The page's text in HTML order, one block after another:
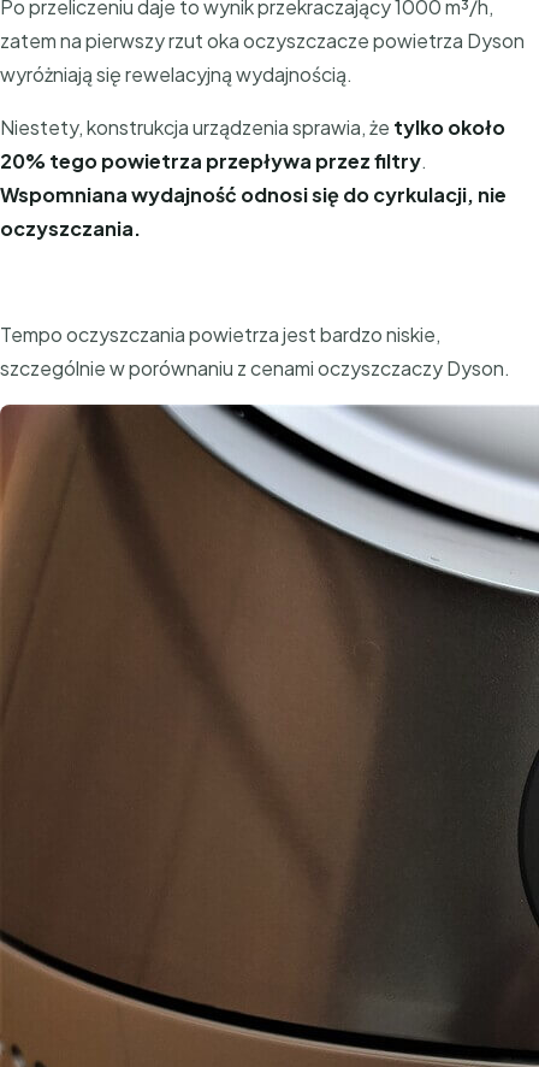
Po przeliczeniu daje to wynik przekraczający 1000 m³/h,
zatem na pierwszy rzut oka oczyszczacze powietrza Dyson
wyróżniają się rewelacyjną wydajnością.
Niestety, konstrukcja urządzenia sprawia, że tylko około
20% tego powietrza przepływa przez filtry.
Wspomniana wydajność odnosi się do cyrkulacji, nie
oczyszczania.
Tempo oczyszczania powietrza jest bardzo niskie,
szczególnie w porównaniu z cenami oczyszczaczy Dyson.